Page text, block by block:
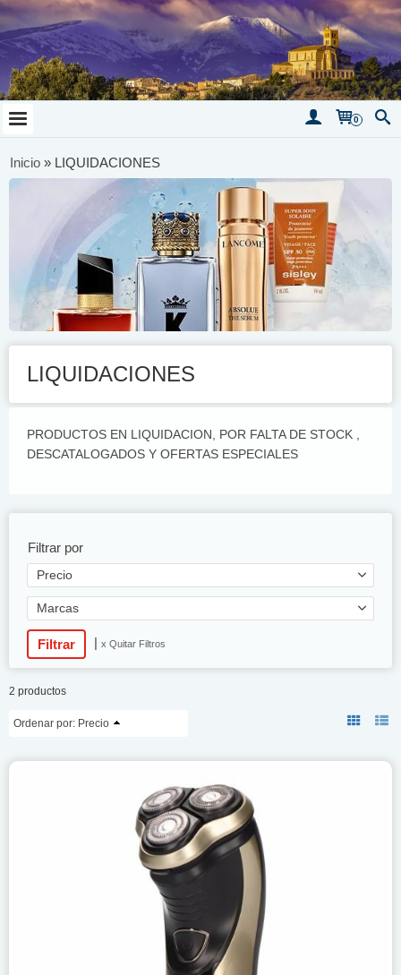
0
Inicio » LIQUIDACIONES
LIQUIDACIONES
PRODUCTOS EN LIQUIDACION, POR FALTA DE STOCK ,
DESCATALOGADOS Y OFERTAS ESPECIALES
Filtrar por
Precio
Marcas
| x Quitar Filtros
2 productos
Ordenar por: Precio